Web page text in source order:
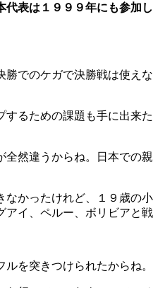
表は１９９９年にも参加
でのケガで決勝戦は使え
るための課題も手に出来
然違うからね。日本での
かったけれど、１９歳の小
イ、ペルー、ボリビアと
を突きつけられたからね。